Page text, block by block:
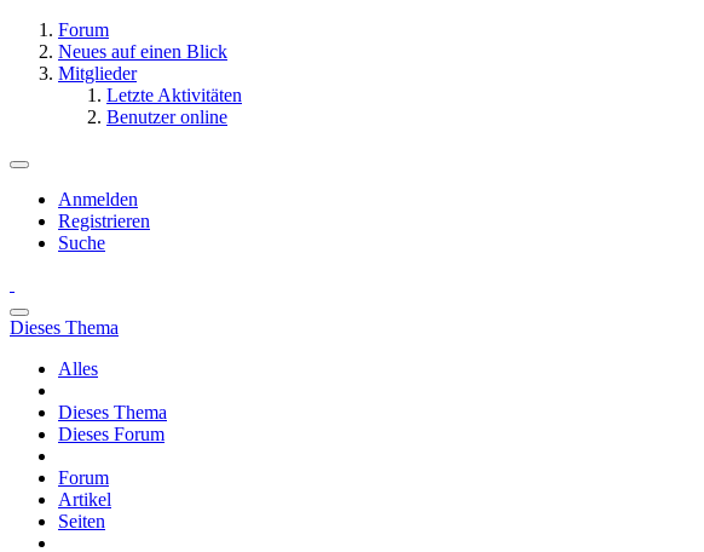
Forum
Neues auf einen Blick
Mitglieder
Letzte Aktivitäten
Benutzer online
Anmelden
Registrieren
Suche
Dieses Thema
Alles
Dieses Thema
Dieses Forum
Forum
Artikel
Seiten